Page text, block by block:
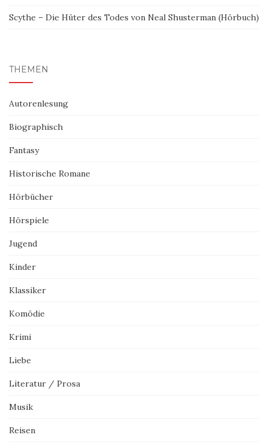
Scythe – Die Hüter des Todes von Neal Shusterman (Hörbuch)
THEMEN
Autorenlesung
Biographisch
Fantasy
Historische Romane
Hörbücher
Hörspiele
Jugend
Kinder
Klassiker
Komödie
Krimi
Liebe
Literatur / Prosa
Musik
Reisen